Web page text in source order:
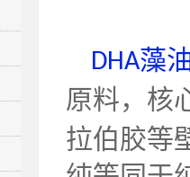
DHA藻
原料，核
拉伯胶等